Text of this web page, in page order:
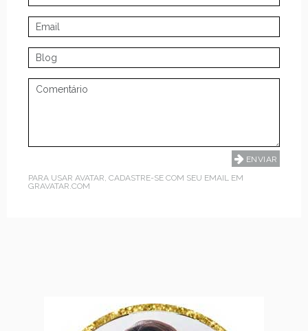
PARA USAR AVATAR, CADASTRE-SE COM SEU EMAIL EM
GRAVATAR.COM